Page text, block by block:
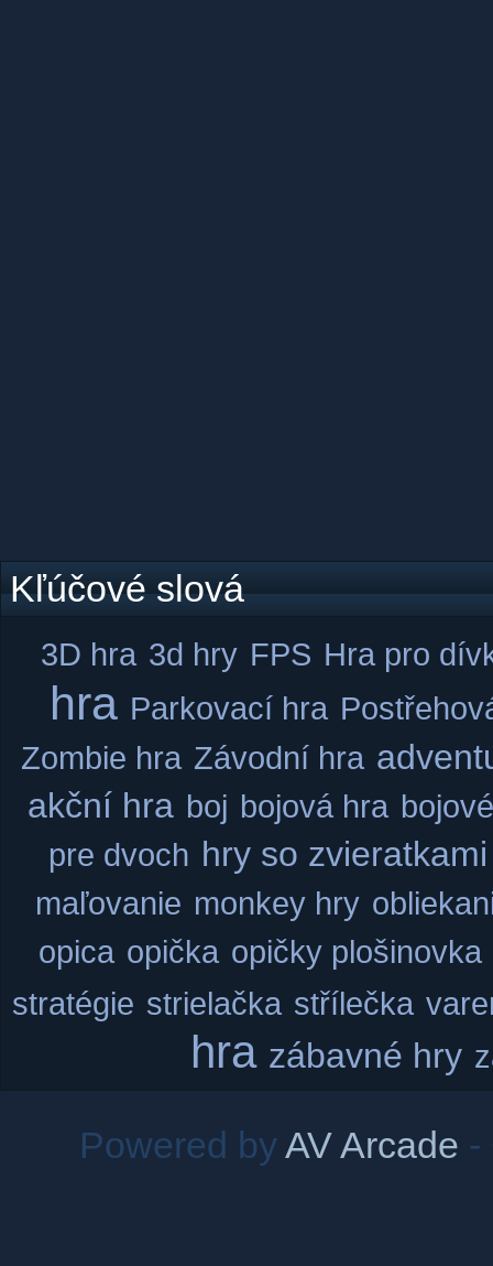
Kľúčové slová
3D hra 3d hry FPS Hra pro
hra Parkovací hra
Zombie hra Závodní hra
akční hra boj bojová hra
pre dvoch hry so zvieratkami
maľovanie monkey hry
opica opička opičky plošinovka
stratégie strielačka střílečka
hra zábavné hry
Powered byAV Arcade -